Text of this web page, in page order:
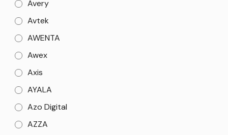
Avery
Avtek
AWENTA
Awex
Axis
AYALA
Azo Digital
AZZA